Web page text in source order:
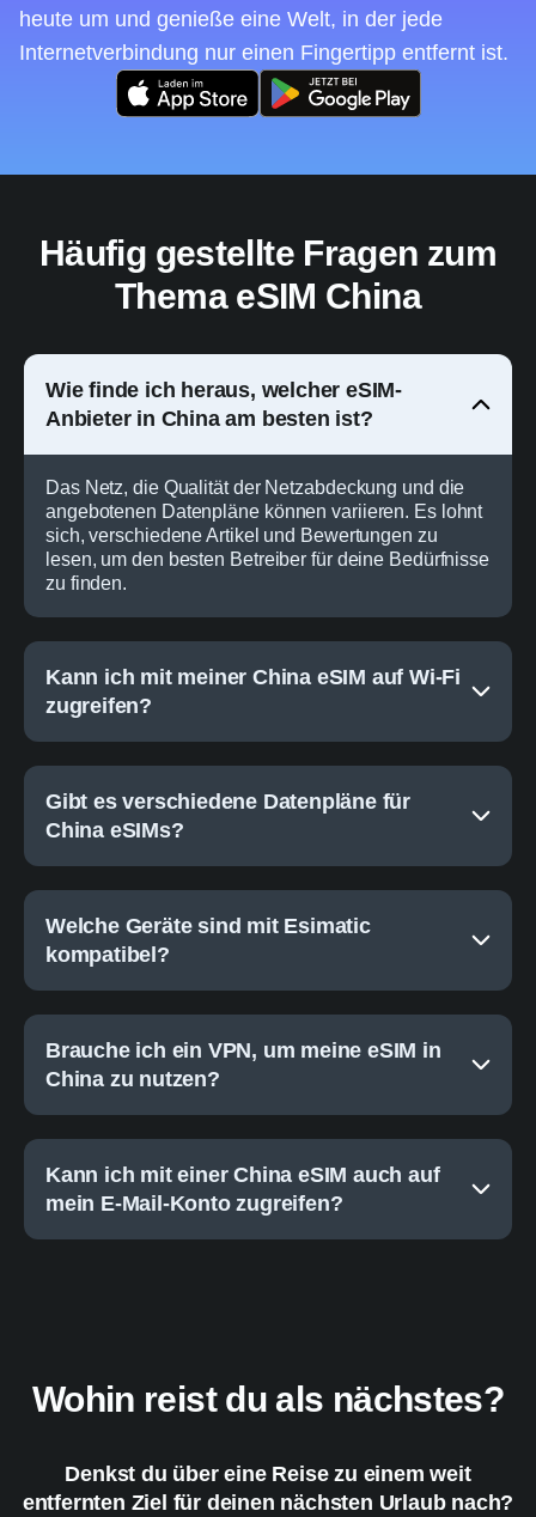
heute um und genieße eine Welt, in der jede
Internetverbindung nur einen Fingertipp entfernt ist.
Häufig gestellte Fragen zum
Thema eSIM China
Wie finde ich heraus, welcher eSIM-
Anbieter in China am besten ist?
Das Netz, die Qualität der Netzabdeckung und die
angebotenen Datenpläne können variieren. Es lohnt
sich, verschiedene Artikel und Bewertungen zu
lesen, um den besten Betreiber für deine Bedürfnisse
zu finden.
Kann ich mit meiner China eSIM auf Wi-Fi
zugreifen?
Gibt es verschiedene Datenpläne für
China eSIMs?
Welche Geräte sind mit Esimatic
kompatibel?
Brauche ich ein VPN, um meine eSIM in
China zu nutzen?
Kann ich mit einer China eSIM auch auf
mein E-Mail-Konto zugreifen?
Wohin reist du als nächstes?
Denkst du über eine Reise zu einem weit
entfernten Ziel für deinen nächsten Urlaub nach?